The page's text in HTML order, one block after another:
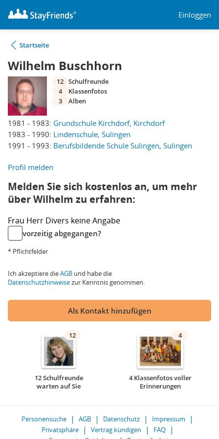
Einloggen
Startseite
Wilhelm Buschhorn
1981 - 1983: Grundschule Kirchdorf, Kirchdorf
1983 - 1990: Lindenschule, Sulingen
1991 - 1993: Berufsbildende Schule Sulingen, Sulingen
12 Schulfreunde
4
Klassenfotos
3
Alben
Profil melden
Melden Sie sich kostenlos an, um mehr
über Wilhelm zu erfahren:
Frau Herr Divers keine Angabe
vorzeitig abgegangen?
* Pflichtfelder
Ich akzeptiere dieAGB und habe die
Datenschutzhinweisezur Kenntnis genommen.
Als Kontakt hinzufügen
12
12 Schulfreunde
warten auf Sie
4
4 Klassenfotos voller
Erinnerungen
Personensuche AGB Datenschutz
Impressum
Privatsphäre
Vertrag kündigen
FAQ